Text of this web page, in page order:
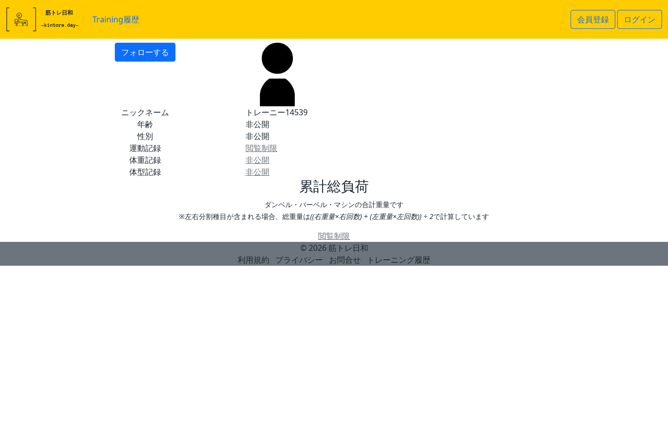
Training履歴 会員登録 ログイン
フォローする
ニックネーム
トレーニー14539
年齢
非公開
性別
非公開
運動記録
閲覧制限
体重記録
非公開
体型記録
非公開
累計総負荷
ダンベル・バーベル・マシンの合計重量です
※左右分割種目が含まれる場合、総重量は((右重量×右回数) + (左重量×左回数)) ÷ 2で計算しています
閲覧制限
© 2026 筋トレ日和
利用規約
プライバシー お問合せ トレーニング履歴